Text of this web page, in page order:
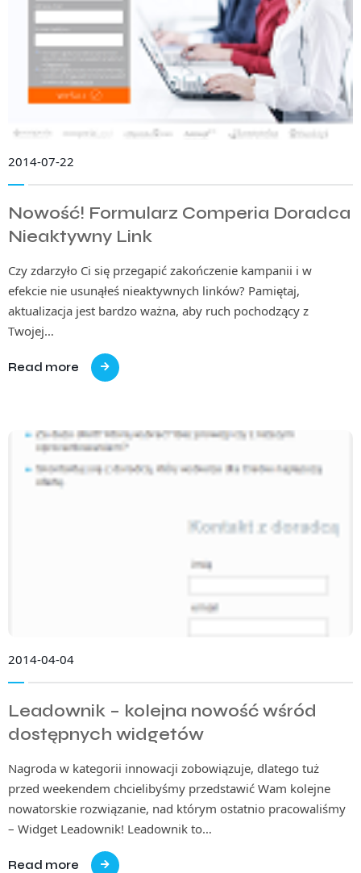
2014-07-22
Nowość! Formularz Comperia Doradca
Nieaktywny Link
Czy zdarzyło Ci się przegapić zakończenie kampanii i w
efekcie nie usunąłeś nieaktywnych linków? Pamiętaj,
aktualizacja jest bardzo ważna, aby ruch pochodzący z
Twojej…
Read more
2014-04-04
Leadownik – kolejna nowość wśród
dostępnych widgetów
Nagroda w kategorii innowacji zobowiązuje, dlatego tuż
przed weekendem chcielibyśmy przedstawić Wam kolejne
nowatorskie rozwiązanie, nad którym ostatnio pracowaliśmy
– Widget Leadownik! Leadownik to…
Read more